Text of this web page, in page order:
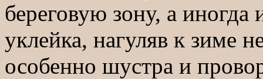
береговую зону, а иногда
уклейка, нагуляв к зиме
особенно шустра и